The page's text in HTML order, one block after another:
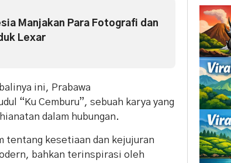
Manjakan Para Fotografi dan
Lexar
ini, Prabawa
“Ku Cemburu”, sebuah karya yang
dalam hubungan.
tentang kesetiaan dan kejujuran
bahkan terinspirasi oleh